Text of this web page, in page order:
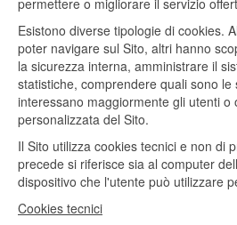
permettere o migliorare il servizio
Esistono diverse tipologie di cookies.
poter navigare sul Sito, altri hanno
la sicurezza interna, amministrare il
statistiche, comprendere quali sono le
interessano maggiormente gli utenti o
personalizzata del Sito.
Il Sito utilizza cookies tecnici e non di
precede si riferisce sia al computer
dispositivo che l'utente può utilizzare
Cookies tecnici